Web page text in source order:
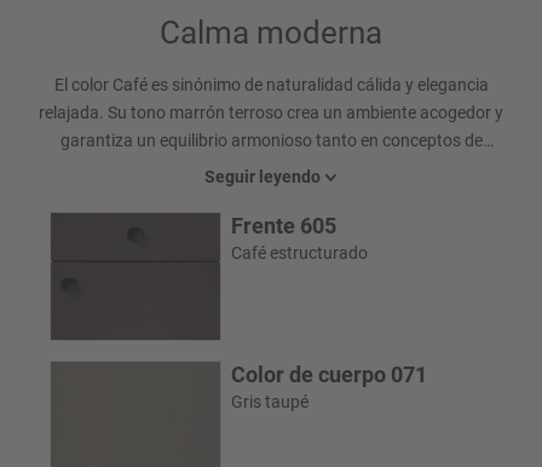
Calma moderna
El color Café es sinónimo de naturalidad cálida y elegancia
relajada. Su tono marrón terroso crea un ambiente acogedor y
garantiza un equilibrio armonioso tanto en conceptos de
mobiliario modernos como clásicos. La superficie texturizada
segmento básico de precios, este diseño satisface las más altas
exigencias de estilo y calidad.
Seguir leyendo
Frente 605
Café estructurado
Color de cuerpo 071
Gris taupé